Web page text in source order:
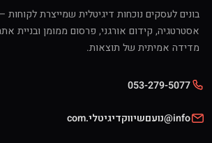
בונים לעסקים נוכחות דיגיטלית שמייצרת לקוחות
אסטרטגיה, קידום אורגני, פרסום ממומן ובניית
מדידה אמיתית של תוצאות.
053-279-5077
info@נועםשיווקדיגיטלי.com